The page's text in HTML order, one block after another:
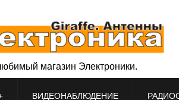
магазин Электроники.
ВИДЕОНАБЛЮДЕНИЕ